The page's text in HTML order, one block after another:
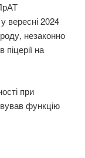
вересні 2024
незаконно
на
при
функцію